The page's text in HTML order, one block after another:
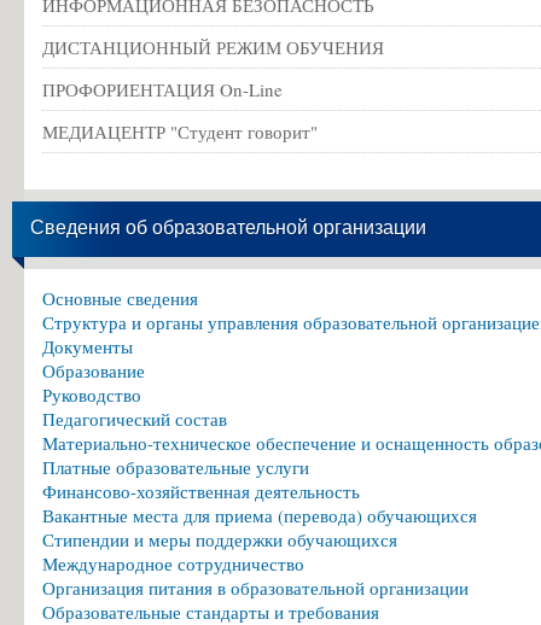
ДИСТАНЦИОННЫЙ РЕЖИМ ОБУЧЕНИЯ
ПРОФОРИЕНТАЦИЯ On-Line
МЕДИАЦЕНТР "Студент говорит"
Сведения об образовательной организации
Основные сведения
Структура и органы управления образовательной
Документы
Образование
Руководство
Педагогический состав
Материально-техническое обеспечение и оснащенность
Платные образовательные услуги
Финансово-хозяйственная деятельность
Вакантные места для приема (перевода) обучающихся
Стипендии и меры поддержки обучающихся
Международное сотрудничество
Организация питания в образовательной организации
Образовательные стандарты и требования